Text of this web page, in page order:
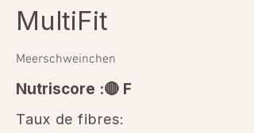
MultiFit
Meerschweinchen
Nutriscore :🔴 F
Taux de fibres: